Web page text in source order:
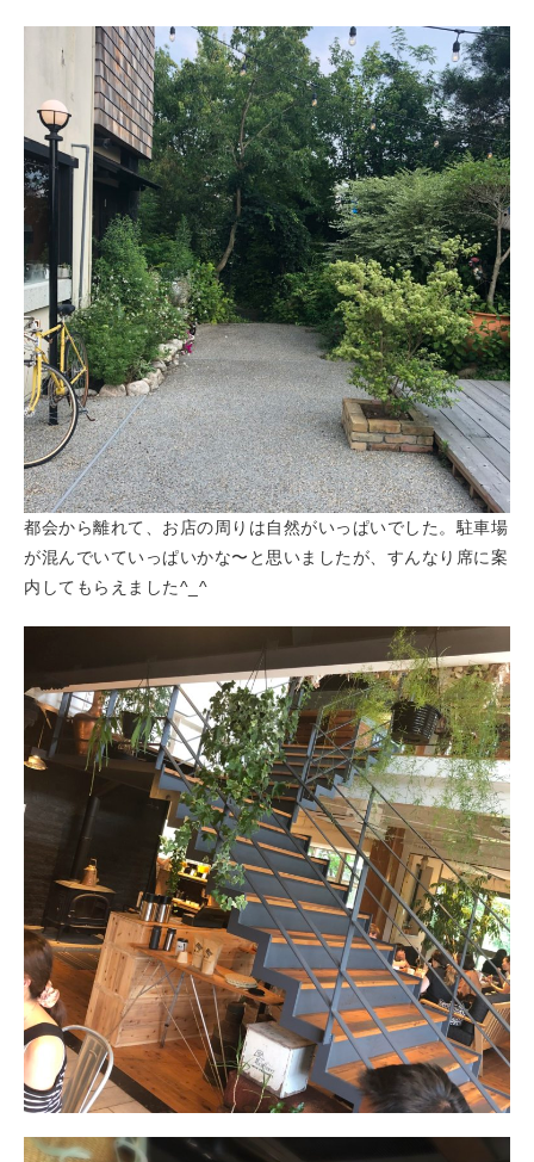
都会から離れて、お店の周りは自然がいっぱいでした。駐車場
が混んでいていっぱいかな〜と思いましたが、すんなり席に案
内してもらえました^_^